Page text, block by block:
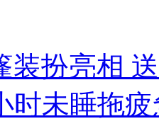
合力深夜将其击毙
装扮亮相
时未睡拖